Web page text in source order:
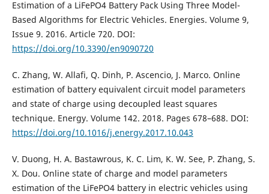
Estimation of a LiFePO4 Battery Pack Using Three Model-
Based Algorithms for Electric Vehicles. Energies. Volume 9,
Issue 9. 2016. Article 720. DOI:
https://doi.org/10.3390/en9090720
C. Zhang, W. Allafi, Q. Dinh, P. Ascencio, J. Marco. Online
estimation of battery equivalent circuit model parameters
and state of charge using decoupled least squares
technique. Energy. Volume 142. 2018. Pages 678–688. DOI:
https://doi.org/10.1016/j.energy.2017.10.043
V. Duong, H. A. Bastawrous, K. C. Lim, K. W. See, P. Zhang, S.
X. Dou. Online state of charge and model parameters
estimation of the LiFePO4 battery in electric vehicles using